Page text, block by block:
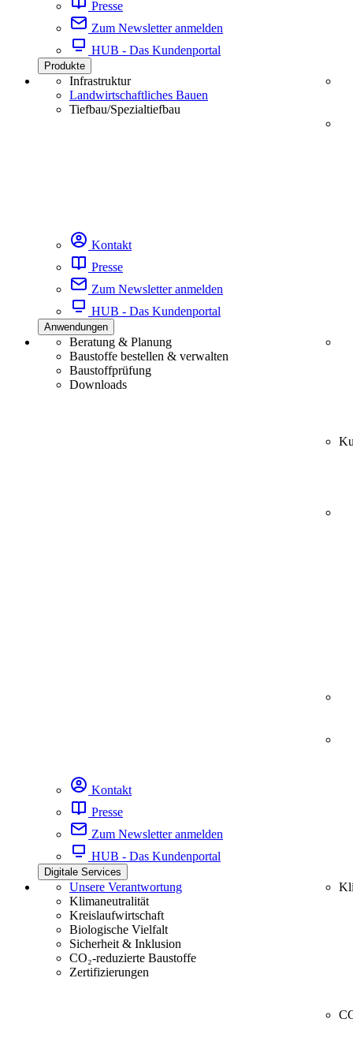
Presse
Zum Newsletter anmelden
HUB - Das Kundenportal
Produkte
Infrastruktur
Landwirtschaftliches Bauen
Tiefbau/Spezialtiefbau
Kontakt
Presse
Zum Newsletter anmelden
HUB - Das Kundenportal
Anwendungen
Beratung & Planung
Baustoffe bestellen & verwalten
Baustoffprüfung
Downloads
Kontakt
Presse
Zum Newsletter anmelden
HUB - Das Kundenportal
Digitale Services
Unsere Verantwortung
Klimaneutralität
Kreislaufwirtschaft
Biologische Vielfalt
Sicherheit & Inklusion
CO₂-reduzierte Baustoffe
Zertifizierungen